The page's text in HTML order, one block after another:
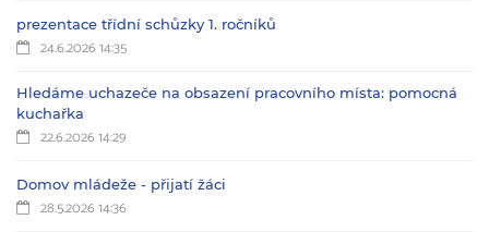
prezentace třídní schůzky 1. ročníků
24.6.2026 14:35
Hledáme uchazeče na obsazení pracovního místa: pomocná
kuchařka
22.6.2026 14:29
Domov mládeže - přijatí žáci
28.5.2026 14:36